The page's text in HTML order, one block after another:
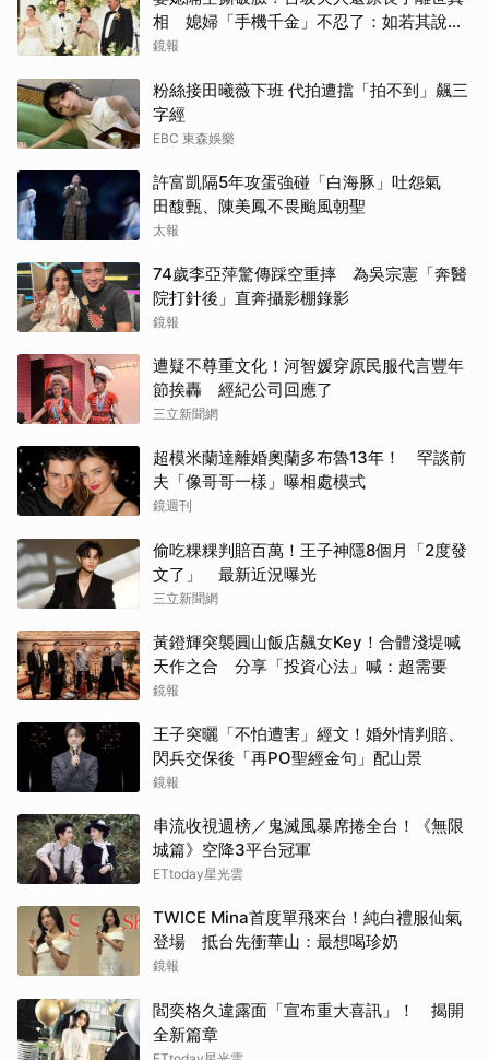
相 媳婦「手機千金」不忍了：如若其說，
他還需要離開嗎
鏡報
粉絲接田曦薇下班 代拍遭擋「拍不到」飆三
字經
EBC 東森娛樂
許富凱隔5年攻蛋強碰「白海豚」吐怨氣
田馥甄、陳美鳳不畏颱風朝聖
太報
74歲李亞萍驚傳踩空重摔 為吳宗憲「奔醫
院打針後」直奔攝影棚錄影
鏡報
遭疑不尊重文化！河智媛穿原民服代言豐年
節挨轟 經紀公司回應了
三立新聞網
超模米蘭達離婚奧蘭多布魯13年！ 罕談前
夫「像哥哥一樣」曝相處模式
鏡週刊
偷吃粿粿判賠百萬！王子神隱8個月「2度發
文了」 最新近況曝光
三立新聞網
黃鐙輝突襲圓山飯店飆女Key！合體淺堤喊
天作之合 分享「投資心法」喊：超需要
鏡報
王子突曬「不怕遭害」經文！婚外情判賠、
閃兵交保後「再PO聖經金句」配山景
鏡報
串流收視週榜／鬼滅風暴席捲全台！《無限
城篇》空降3平台冠軍
ETtoday星光雲
TWICE Mina首度單飛來台！純白禮服仙氣
登場 抵台先衝華山：最想喝珍奶
鏡報
閻奕格久違露面「宣布重大喜訊」！ 揭開
全新篇章